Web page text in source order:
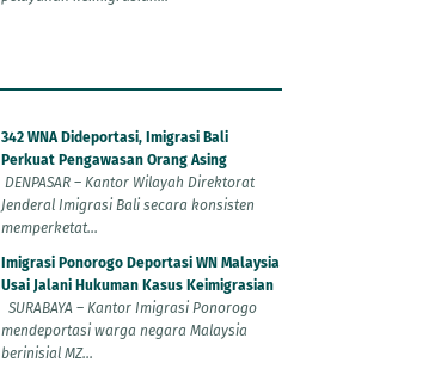
342 WNA Dideportasi, Imigrasi Bali
Perkuat Pengawasan Orang Asing
DENPASAR – Kantor Wilayah Direktorat
Jenderal Imigrasi Bali secara konsisten
memperketat...
Imigrasi Ponorogo Deportasi WN Malaysia
Usai Jalani Hukuman Kasus Keimigrasian
SURABAYA – Kantor Imigrasi Ponorogo
mendeportasi warga negara Malaysia
berinisial MZ...